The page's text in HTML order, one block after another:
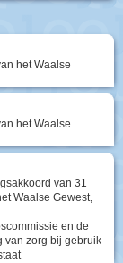
het Waalse
het Waalse
van 31
Waalse Gewest,
en de
van zorg bij gebruik